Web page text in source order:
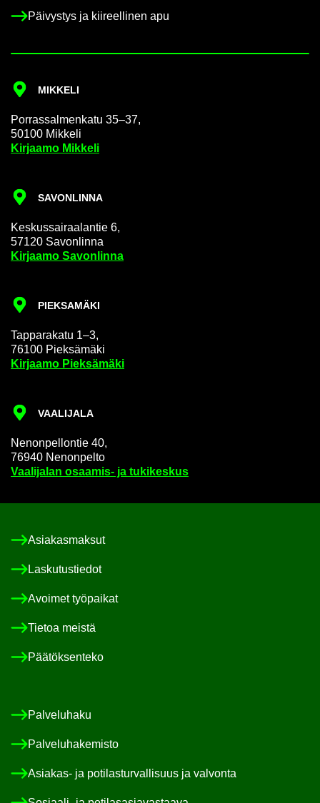
Päi­vys­tys ja kii­reel­li­nen apu
MIK­KE­LI
Por­ras­sal­men­ka­tu 35–37,
50100 Mik­ke­li
Kir­jaa­mo Mik­ke­li
SA­VON­LIN­NA
Kes­kus­sai­raa­lan­tie 6,
57120 Sa­von­lin­na
Kir­jaa­mo Sa­von­lin­na
PIEK­SA­MÄ­KI
Tap­pa­ra­ka­tu 1–3,
76100 Piek­sä­mä­ki
Kir­jaa­mo Piek­sä­mä­ki
VAA­LI­JA­LA
Ne­non­pel­lon­tie 40,
76940 Ne­non­pel­to
Vaa­li­ja­lan osaamis-​ ja tu­ki­kes­kus
Asia­kas­mak­sut
Las­ku­tus­tie­dot
Avoi­met työ­pai­kat
Tie­toa meis­tä
Pää­tök­sen­te­ko
Pal­ve­lu­ha­ku
Pal­ve­lu­ha­ke­mis­to
Asiakas-​ ja po­ti­las­tur­val­li­suus ja val­von­ta